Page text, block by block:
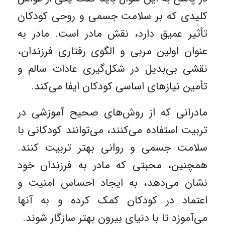
کلیدی که بر سلامت جسمی و روحی کودکان
تأثیر عمیق دارد، نقش مادر است. مادر به
‌عنوان اولین مربی و الگوی رفتاری فرزندان،
نقشی بی‌بدیل در شکل‌گیری عادات سالم و
تأمین نیازهای اساسی کودکان ایفا می‌کند.
مادرانی که از روش‌های صحیح آموزشی در
تربیت استفاده می‌کنند، می‌توانند کودکانی با
سلامت جسمی و روانی بهتر تربیت کنند.
همچنین، محبتی که مادر به فرزندان خود
نشان می‌دهد، به ایجاد احساس امنیت و
اعتماد در کودکان کمک کرده و به آنها
می‌آموزد تا با دنیای بیرون بهتر سازگار شوند.